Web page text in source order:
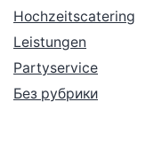
Hochzeitscatering
Leistungen
Partyservice
Без рубрики